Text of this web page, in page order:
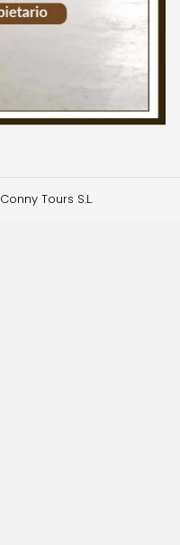
Conny Tours S.L.